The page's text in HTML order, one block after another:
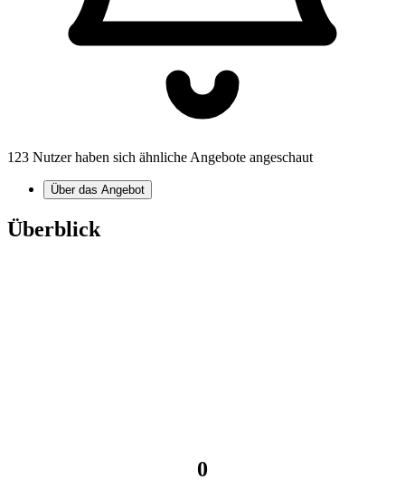
123 Nutzer haben sich ähnliche Angebote angeschaut
Über das Angebot
Überblick
0